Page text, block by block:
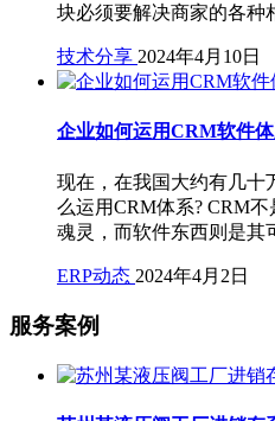
块必须要解决商家的各种
技术分享 2024年4月10日
企业如何运用CRM软件体
现在，在我国大约有几十
么运用CRM体系? CRM
魂灵，而软件东西则是其
ERP动态 2024年4月2日
服务案例